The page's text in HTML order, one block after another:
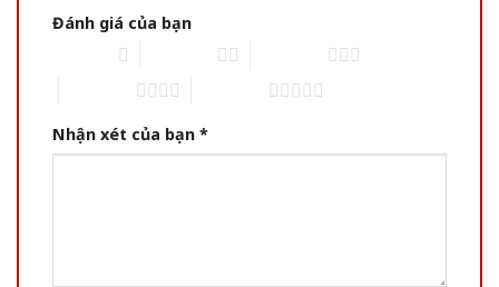
Đánh giá của bạn
Nhận xét của bạn *